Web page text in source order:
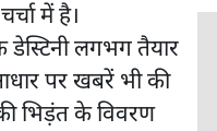
में है।
लगभग तैयार
पर खबरें भी की
भिड़ंत के विवरण